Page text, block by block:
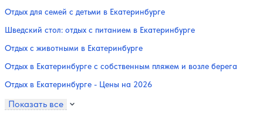
Отдых для семей с детьми в Екатеринбурге
Шведский стол: отдых с питанием в Екатеринбурге
Отдых с животными в Екатеринбурге
Отдых в Екатеринбурге с собственным пляжем и возле берега
Отдых в Екатеринбурге - Цены на 2026
Показать все